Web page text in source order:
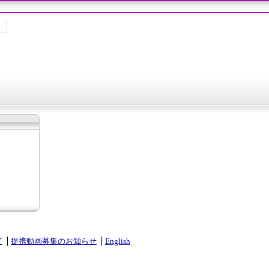
提携動画募集のお知らせ English